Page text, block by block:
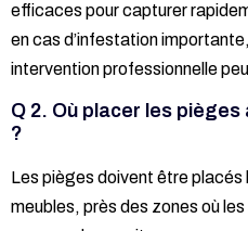
efficaces pour capturer
en cas d’infestation
intervention professionnelle
Q 2. Où placer les
?
Les pièges doivent être placés
meubles, près des zones où